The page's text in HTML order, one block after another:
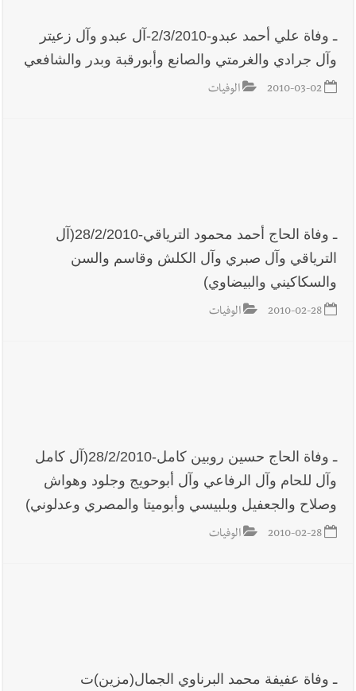
ـ وفاة علي أحمد عبدو-2/3/2010-آل عبدو وآل زعيتر
وآل جرادي والغرمتي والصانع وأبورقبة وبدر والشافعي
2010-03-02 الوفيات
ـ وفاة الحاج أحمد محمود الترياقي-28/2/2010(آل
الترياقي وآل صبري وآل الكلش وقاسم والسن
والسكاكيني والبيضاوي)
2010-02-28 الوفيات
ـ وفاة الحاج حسين روبين كامل-28/2/2010(آل كامل
وآل للحام وآل الرفاعي وآل أبوحويج وجلود وهواش
وصلاح والجعفيل وبلبيسي وأبوميتا والمصري وعدلوني)
2010-02-28 الوفيات
ـ وفاة عفيفة محمد البرناوي الجمال(مزين)ت